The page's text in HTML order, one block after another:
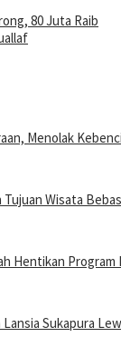
80 Juta Raib
Menolak
Wisata
Hentikan Program
Sukapura